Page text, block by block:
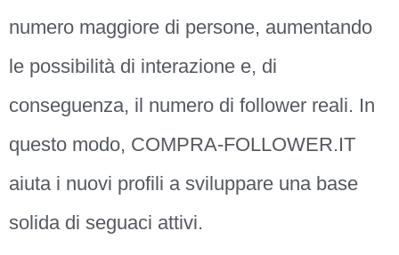
numero maggiore di persone, aumentando
le possibilità di interazione e, di
conseguenza, il numero di follower reali. In
questo modo, COMPRA-FOLLOWER.IT
aiuta i nuovi profili a sviluppare una base
solida di seguaci attivi.